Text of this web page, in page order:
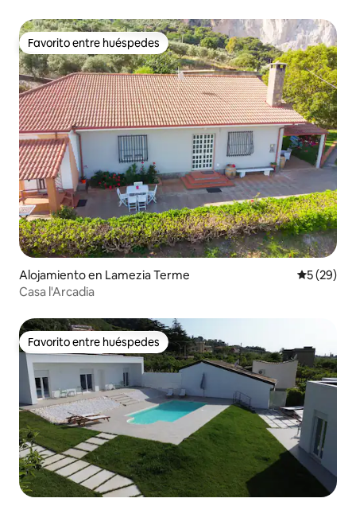
Favorito entre huéspedes
Favorito entre huéspedes
Alojamiento en Lamezia Terme
5 (29)
Casa l'Arcadia
Favorito entre huéspedes
Favorito entre huéspedes